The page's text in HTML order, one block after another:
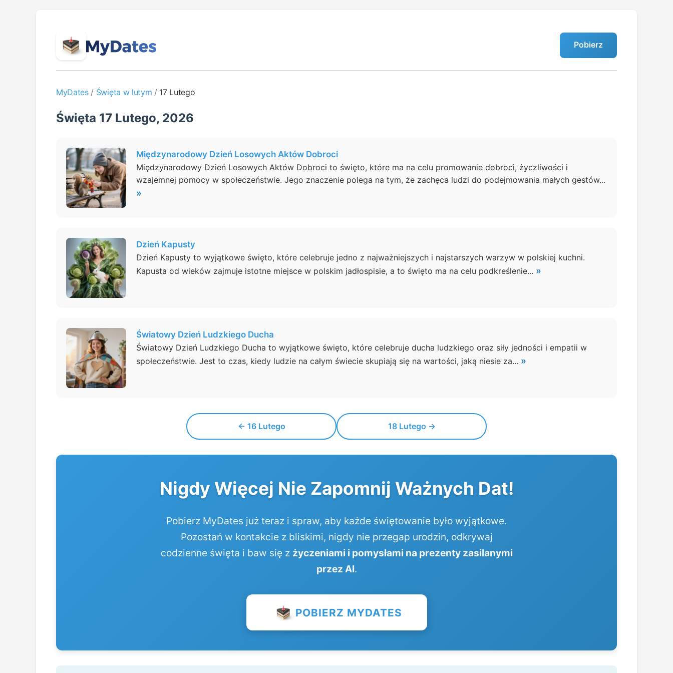
Pobierz
MyDates/ Święta w lutym / 17 Lutego
Święta 17 Lutego, 2026
Międzynarodowy Dzień Losowych Aktów Dobroci
Międzynarodowy Dzień Losowych Aktów Dobroci to święto, które ma na celu promowanie dobroci, życzliwości i
wzajemnej pomocy w społeczeństwie. Jego znaczenie polega na tym, że zachęca ludzi do podejmowania małych gestów...
»
Dzień Kapusty
Dzień Kapusty to wyjątkowe święto, które celebruje jedno z najważniejszych i najstarszych warzyw w polskiej kuchni.
Kapusta od wieków zajmuje istotne miejsce w polskim jadłospisie, a to święto ma na celu podkreślenie... »
Światowy Dzień Ludzkiego Ducha
Światowy Dzień Ludzkiego Ducha to wyjątkowe święto, które celebruje ducha ludzkiego oraz siły jedności i empatii w
społeczeństwie. Jest to czas, kiedy ludzie na całym świecie skupiają się na wartości, jaką niesie za... »
← 16 Lutego 18 Lutego →
Nigdy Więcej Nie Zapomnij Ważnych Dat!
Pobierz MyDates już teraz i spraw, aby każde świętowanie było wyjątkowe.
Pozostań w kontakcie z bliskimi, nigdy nie przegap urodzin, odkrywaj
codzienne święta i baw się z życzeniami i pomysłami na prezenty zasilanymi
przez AI.
POBIERZ MYDATES